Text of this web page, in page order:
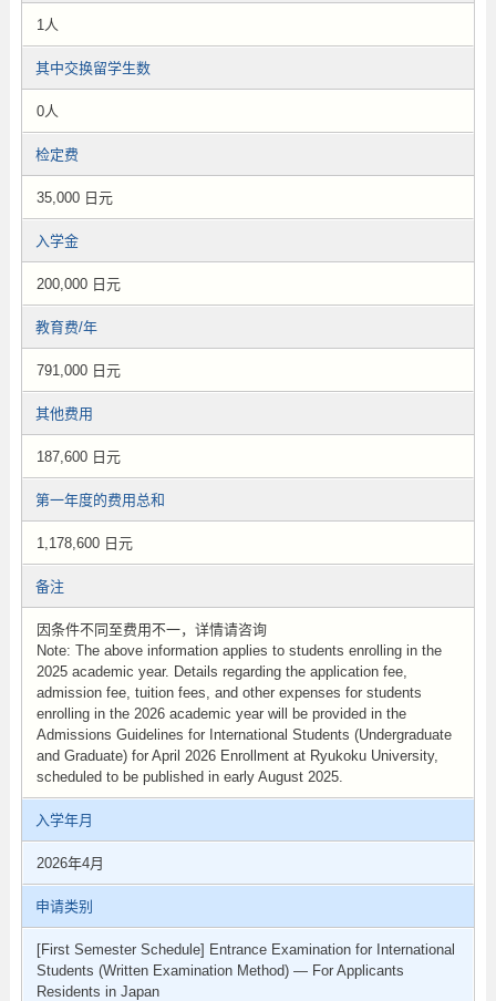
1人
其中交换留学生数
0人
检定费
35,000 日元
入学金
200,000 日元
教育费/年
791,000 日元
其他费用
187,600 日元
第一年度的费用总和
1,178,600 日元
备注
因条件不同至费用不一，详情请咨询
Note: The above information applies to students enrolling in the
2025 academic year. Details regarding the application fee,
admission fee, tuition fees, and other expenses for students
enrolling in the 2026 academic year will be provided in the
Admissions Guidelines for International Students (Undergraduate
and Graduate) for April 2026 Enrollment at Ryukoku University,
scheduled to be published in early August 2025.
入学年月
2026年4月
申请类别
[First Semester Schedule] Entrance Examination for International
Students (Written Examination Method) — For Applicants
Residents in Japan